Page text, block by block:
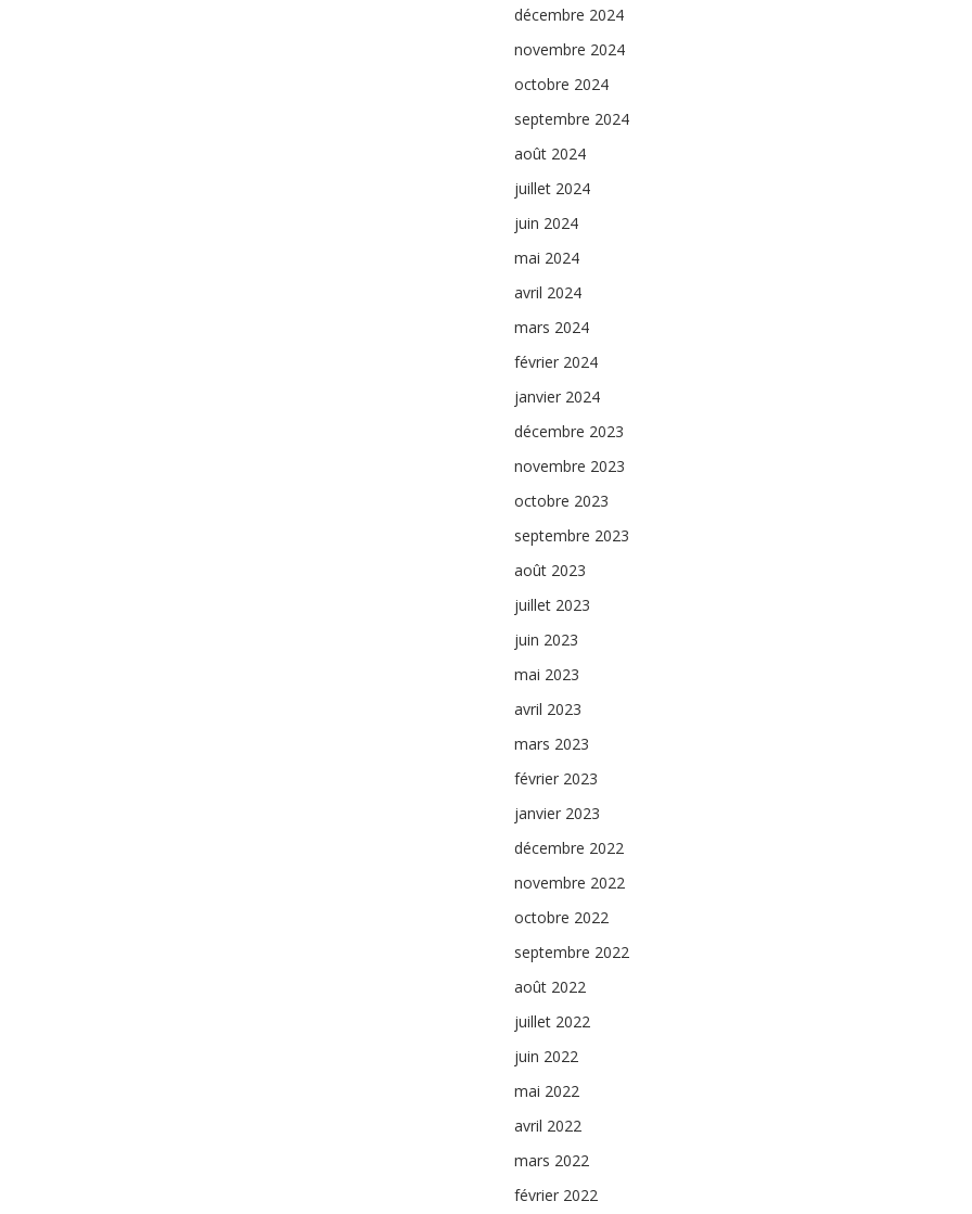
décembre 2024
novembre 2024
octobre 2024
septembre 2024
août 2024
juillet 2024
juin 2024
mai 2024
avril 2024
mars 2024
février 2024
janvier 2024
décembre 2023
novembre 2023
octobre 2023
septembre 2023
août 2023
juillet 2023
juin 2023
mai 2023
avril 2023
mars 2023
février 2023
janvier 2023
décembre 2022
novembre 2022
octobre 2022
septembre 2022
août 2022
juillet 2022
juin 2022
mai 2022
avril 2022
mars 2022
février 2022